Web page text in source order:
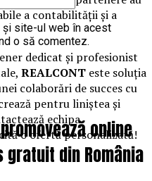
a contabilității și a
dedicat și profesionist
REALCONT este soluția
colaborări de succes cu
pentru liniștea și
echipa
o ofertă personalizată!
și site-ul web în acest
o să comentez.
online
din România